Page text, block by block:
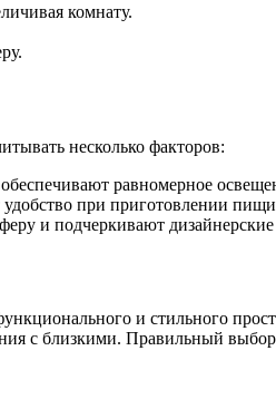
комнату.
несколько факторов:
равномерное
удобство при приготовлении
и подчеркивают
и стильного
с близкими. Правильный